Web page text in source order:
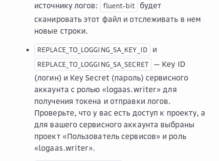
источнику логов:
fluent-bit
будет
сканировать этот файл и отслеживать в нем
новые строки.
REPLACE_TO_LOGGING_SA_KEY_ID и
REPLACE_TO_LOGGING_SA_SECRET
— Key ID
(логин) и Key Secret (пароль) сервисного
аккаунта с ролью «logaas.writer» для
получения токена и отправки логов.
Проверьте, что у вас есть доступ к проекту, а
для вашего сервисного аккаунта выбраны
проект «Пользователь сервисов» и роль
«logaas.writer».